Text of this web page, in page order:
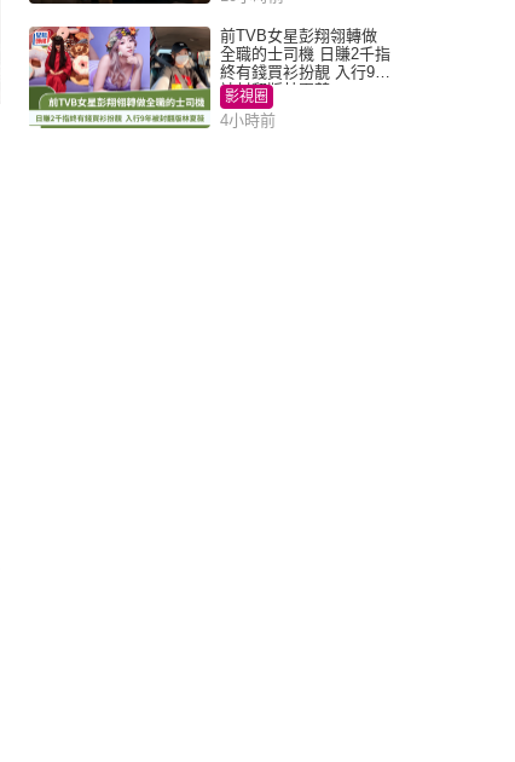
前TVB女星彭翔翎轉做
全職的士司機 日賺2千指
終有錢買衫扮靚 入行9年
被封翻版林夏薇
影視圈
4小時前